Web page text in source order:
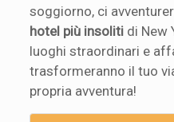
soggiorno, ci
hotel più insoliti di New
luoghi straordinari e
trasformeranno il tuo
propria avventura!